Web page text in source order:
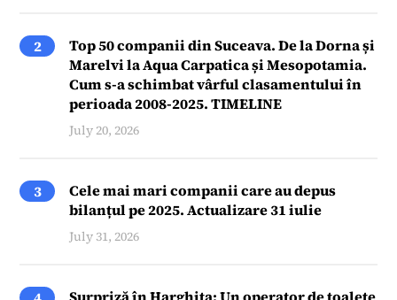
2
Top 50 companii din Suceava. De la Dorna și
Marelvi la Aqua Carpatica și Mesopotamia.
Cum s-a schimbat vârful clasamentului în
perioada 2008-2025. TIMELINE
July 20, 2026
3
Cele mai mari companii care au depus
bilanțul pe 2025. Actualizare 31 iulie
July 31, 2026